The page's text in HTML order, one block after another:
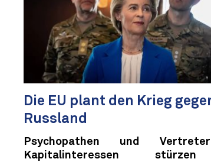
Die EU plant den Krieg
Russland
Psychopathen und
Kapitalinteressen